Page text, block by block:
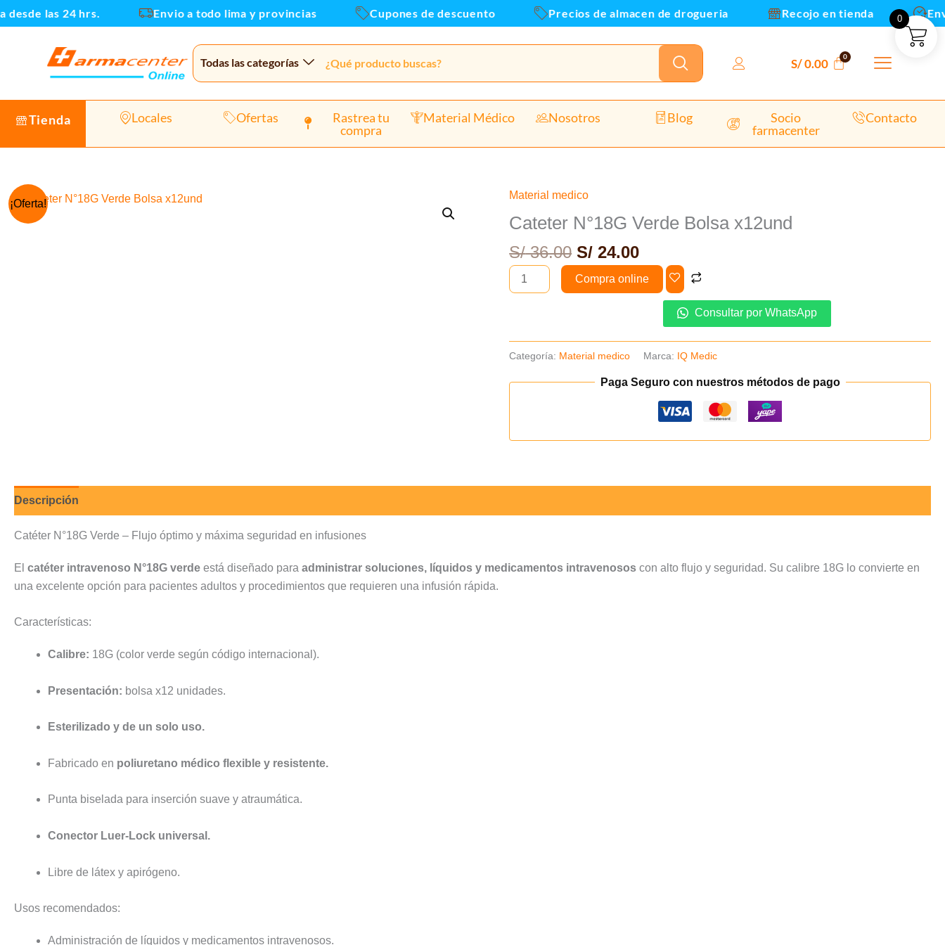
al
las 24 hrs. Envio a todo lima y provincias Cupones de descuento Precios de almacen de drogueria Recojo en tienda
Todas las categorías S/0.00
Tienda Locales Ofertas
Rastrea tu
compra
Material Médico Nosotros Blog
Socio
farmacenter
Contacto
¡Oferta!
Material medico
Cateter N°18G Verde Bolsa x12und
S/36.00
El
precio
original
era:
S/ 36.00.
S/ 24.00
precio
actual
es:
S/ 24.00.
Cateter
N°18G
Bolsa
x12und
cantidad
Compra online
Consultar por WhatsApp
Categoría: Material medico Marca: IQ Medic
Paga Seguro con nuestros métodos de pago
Descripción
Catéter N°18G Verde – Flujo óptimo y máxima seguridad en infusiones
El catéter intravenoso N°18G verde está diseñado para administrar soluciones, líquidos y medicamentos intravenosos con alto flujo y seguridad. Su calibre 18G lo convierte en
una excelente opción para pacientes adultos y procedimientos que requieren una infusión rápida.
Características:
Calibre: 18G (color verde según código internacional).
Presentación: bolsa x12 unidades.
Esterilizado y de un solo uso.
Fabricado en poliuretano médico flexible y resistente.
Punta biselada para inserción suave y atraumática.
Conector Luer-Lock universal.
Libre de látex y apirógeno.
Usos recomendados:
Administración de líquidos y medicamentos intravenosos.
0